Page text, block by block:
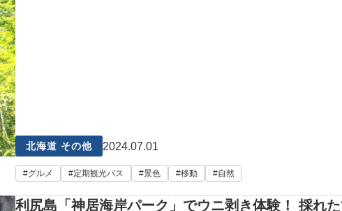
北海道 その他 2024.07.01
グルメ 定期観光バス 景色 移動 自然
利尻島「神居海岸パーク」でウニ剥き体験！ 採れ